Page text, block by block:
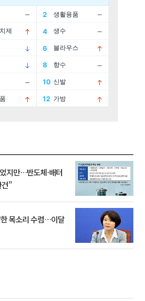
지만…반도체·배터
”
목소리 수렴…이달